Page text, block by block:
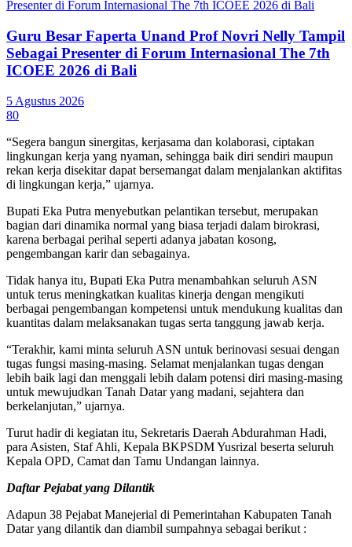
Guru Besar Faperta Unand Prof Novri Nelly Tampil
Sebagai Presenter di Forum Internasional The 7th
ICOEE 2026 di Bali
5 Agustus 2026
80
“Segera bangun sinergitas, kerjasama dan kolaborasi, ciptakan
lingkungan kerja yang nyaman, sehingga baik diri sendiri maupun
rekan kerja disekitar dapat bersemangat dalam menjalankan aktifitas
di lingkungan kerja,” ujarnya.
Bupati Eka Putra menyebutkan pelantikan tersebut, merupakan
bagian dari dinamika normal yang biasa terjadi dalam birokrasi,
karena berbagai perihal seperti adanya jabatan kosong,
pengembangan karir dan sebagainya.
Tidak hanya itu, Bupati Eka Putra menambahkan seluruh ASN
untuk terus meningkatkan kualitas kinerja dengan mengikuti
berbagai pengembangan kompetensi untuk mendukung kualitas dan
kuantitas dalam melaksanakan tugas serta tanggung jawab kerja.
“Terakhir, kami minta seluruh ASN untuk berinovasi sesuai dengan
tugas fungsi masing-masing. Selamat menjalankan tugas dengan
lebih baik lagi dan menggali lebih dalam potensi diri masing-masing
untuk mewujudkan Tanah Datar yang madani, sejahtera dan
berkelanjutan,” ujarnya.
Turut hadir di kegiatan itu, Sekretaris Daerah Abdurahman Hadi,
para Asisten, Staf Ahli, Kepala BKPSDM Yusrizal beserta seluruh
Kepala OPD, Camat dan Tamu Undangan lainnya.
Daftar Pejabat yang Dilantik
Adapun 38 Pejabat Manejerial di Pemerintahan Kabupaten Tanah
Datar yang dilantik dan diambil sumpahnya sebagai berikut :